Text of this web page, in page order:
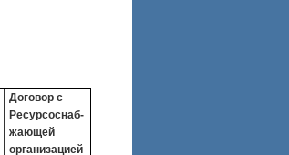
Договор с
Ресурсоснаб-
жающей
организацией